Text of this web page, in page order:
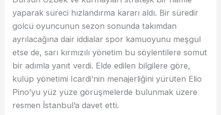
yaparak süreci hızlandırma kararı aldı. Bir süredir
golcü oyuncunun sezon sonunda takımdan
ayrılacağına dair iddialar spor kamuoyunu meşgul
etse de, sarı kırmızılı yönetim bu söylentilere somut
bir adımla yanıt verdi. Elde edilen bilgilere göre,
kulüp yönetimi Icardi’nin menajerliğini yürüten Elio
Pino’yu yüz yüze görüşmelerde bulunmak üzere
resmen İstanbul’a davet etti.